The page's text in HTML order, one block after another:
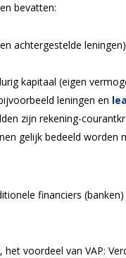
bevatten:
en achtergestelde
kapitaal (eigen
leningen en
zijn rekening-
gelijk bedeeld worden
financiers (banken)
voordeel van VAP: